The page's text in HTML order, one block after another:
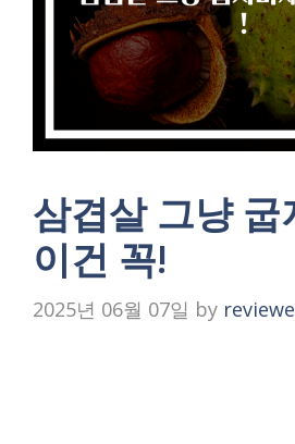
삼겹살 그냥 굽
이건 꼭!
2025년 06월 07일 by